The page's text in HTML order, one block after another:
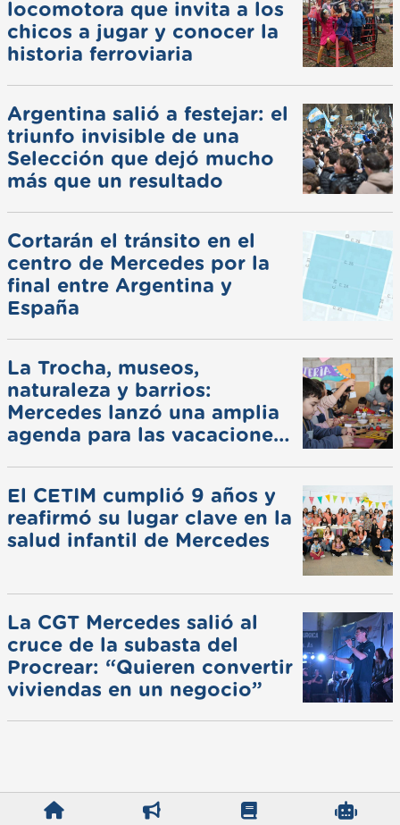
locomotora que invita a los
chicos a jugar y conocer la
historia ferroviaria
Argentina salió a festejar: el
triunfo invisible de una
Selección que dejó mucho
más que un resultado
Cortarán el tránsito en el
centro de Mercedes por la
final entre Argentina y
España
La Trocha, museos,
naturaleza y barrios:
Mercedes lanzó una amplia
agenda para las vacaciones
El CETIM cumplió 9 años y
reafirmó su lugar clave en la
salud infantil de Mercedes
La CGT Mercedes salió al
cruce de la subasta del
Procrear: “Quieren convertir
viviendas en un negocio”